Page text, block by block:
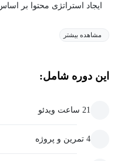
ایجاد استراتژی محتوا بر
مشاهده بیشتر
این دوره شامل:
21 ساعت ویدئو
4 تمرین و پروژه